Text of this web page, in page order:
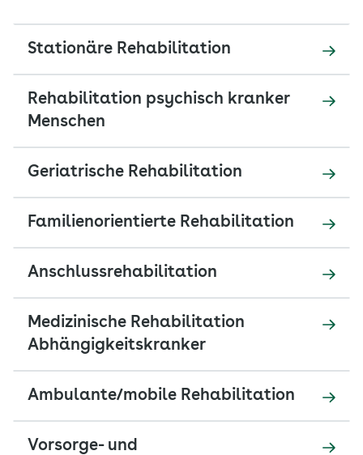
Stationäre Rehabilitation
Rehabilitation psychisch kranker
Menschen
Geriatrische Rehabilitation
Familienorientierte Rehabilitation
Anschlussrehabilitation
Medizinische Rehabilitation
Abhängigkeitskranker
Ambulante/mobile Rehabilitation
Vorsorge- und